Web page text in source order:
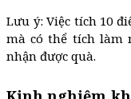
Lưu ý: Việc tích 10
mà có thể tích làm
nhận được quà.